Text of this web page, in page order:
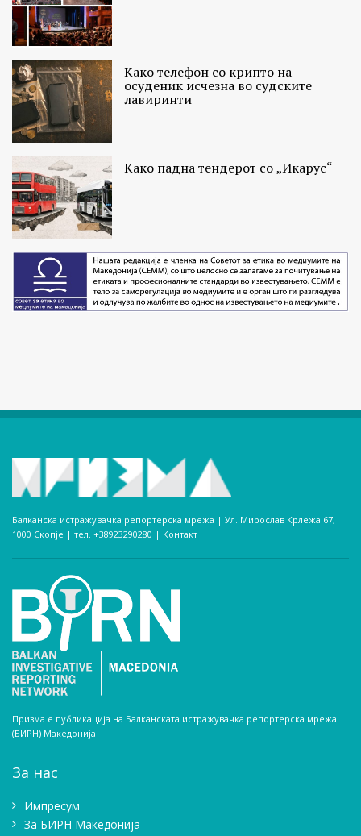
Како телефон со крипто на
осуденик исчезна во судските
лавиринти
Како падна тендерот со „Икарус“
Балканска истражувачка репортерска мрежа | Ул. Мирослав Крлежа 67,
1000 Скопје | тел. +38923290280­ | Контакт
Призма е публикација на Балканската истражувачка репортерска мрежа
(БИРН) Македонија
За нас
Импресум
Зa БИРН Македонија